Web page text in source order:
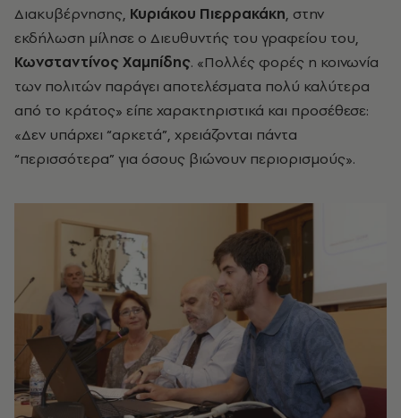
Διακυβέρνησης, Κυριάκου Πιερρακάκη, στην
εκδήλωση μίλησε ο Διευθυντής του γραφείου του,
Κωνσταντίνος Χαμπίδης. «Πολλές φορές η κοινωνία
των πολιτών παράγει αποτελέσματα πολύ καλύτερα
από το κράτος» είπε χαρακτηριστικά και προσέθεσε:
«Δεν υπάρχει “αρκετά”, χρειάζονται πάντα
“περισσότερα” για όσους βιώνουν περιορισμούς».